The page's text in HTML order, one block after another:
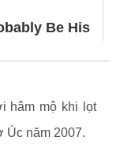
hâm mộ khi lọt
Úc năm 2007.